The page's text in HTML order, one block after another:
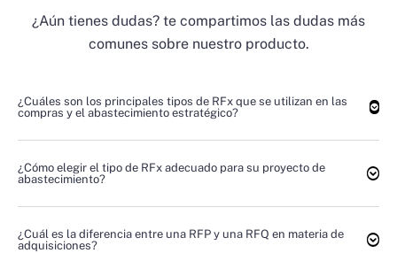
¿Aún tienes dudas? te compartimos las dudas más
comunes sobre nuestro producto.
¿Cuáles son los principales tipos de RFx que se utilizan en las
compras y el abastecimiento estratégico?
¿Cómo elegir el tipo de RFx adecuado para su proyecto de
abastecimiento?
¿Cuál es la diferencia entre una RFP y una RFQ en materia de
adquisiciones?